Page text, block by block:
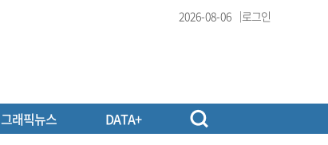
2026-08-06 로그인
그래픽뉴스 DATA+